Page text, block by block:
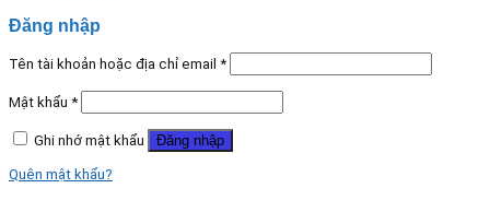
Đăng nhập
Tên tài khoản hoặc địa chỉ email *
Mật khẩu *
Ghi nhớ mật khẩu Đăng nhập
Quên mật khẩu?